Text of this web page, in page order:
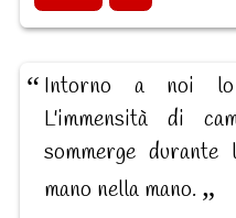
Intorno a noi lo
L'immensità di
sommerge
mano nella mano.